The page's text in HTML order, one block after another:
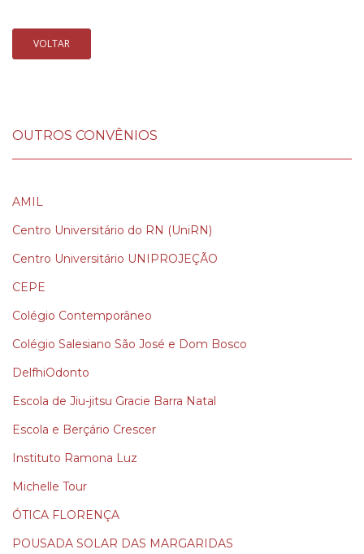
VOLTAR
OUTROS CONVÊNIOS
AMIL
Centro Universitário do RN (UniRN)
Centro Universitário UNIPROJEÇÃO
CEPE
Colégio Contemporâneo
Colégio Salesiano São José e Dom Bosco
DelfhiOdonto
Escola de Jiu-jitsu Gracie Barra Natal
Escola e Berçário Crescer
Instituto Ramona Luz
Michelle Tour
ÓTICA FLORENÇA
POUSADA SOLAR DAS MARGARIDAS